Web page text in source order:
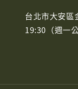
台北市大安
19:30（週一公